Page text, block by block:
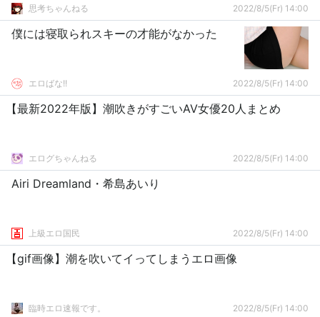
思考ちゃんねる 2022/8/5(Fr) 14:00
僕には寝取られスキーの才能がなかった
エロばな!! 2022/8/5(Fr) 14:00
【最新2022年版】潮吹きがすごいAV女優20人まとめ
エログちゃんねる 2022/8/5(Fr) 14:00
Airi Dreamland・希島あいり
上級エロ国民 2022/8/5(Fr) 14:00
【gif画像】潮を吹いてイってしまうエロ画像
臨時エロ速報です。 2022/8/5(Fr) 14:00